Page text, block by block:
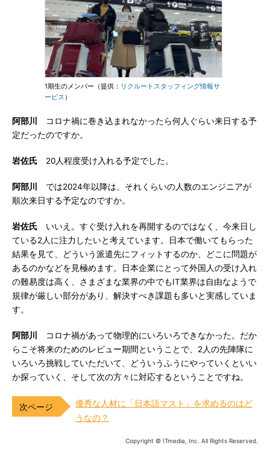
1期生のメンバー（提供： リクルートスタッフィング情報サ
ービス）
阿部川
コロナ禍に巻き込まれなかったら何人ぐらい来日する予
定だったのですか。
岩佐氏 20人程度受け入れる予定でした。
阿部川
では2024年以降は、それくらいの人数のエンジニアが
順次来日する予定なのですか。
岩佐氏 いいえ。すぐ受け入れを再開するのではなく、今来日し
ている2人に注力したいと考えています。日本で働いてもらった
結果を見て、どういう派遣先にフィットするのか、どこに問題が
あるのかなどを見極めます。日本企業にとって外国人の受け入れ
の難易度は高く、さまざまな業界の中でもIT業界は自由なようで
規律が厳しい部分があり、解決すべき課題も多いと実感していま
す。
阿部川
コロナ禍があって物理的にいろいろできなかった。だか
らこそ将来のためのレビュー期間ということで、2人の先陣隊に
いろいろ挑戦していただいて、どういうふうにやっていくといい
か探っていく、そして次の方々に対応するということですね。
優秀な人材に「日本語マスト」を求めるのはど
うなの？
Copyright © ITmedia, Inc. All Rights Reserved.